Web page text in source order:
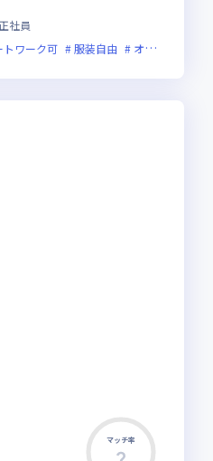
正社員
トワーク可 服装自由 オンライン選考可
マッチ率